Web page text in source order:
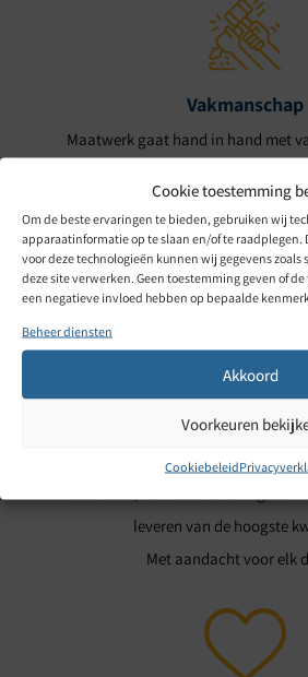
Cookie toestemming
Om de beste ervaringen te bieden, gebruiken wij
apparaatinformatie op te slaan en/of te raadplegen.
voor deze technologieën kunnen wij gegevens zoals
deze site verwerken. Geen toestemming geven of
een negatieve invloed hebben op bepaalde
Beheer diensten
Akkoord
Voorkeuren
Cookiebeleid
Vakmanschap
Maatwerk gaat hand in hand met
complexe ontwerpen in diverse
10.000 stuks. Voor ons is het
klant 100% tevreden
Nieuwste technieken en
Met een eigen werkplaats, een
leveren van de hoogste
Met aandacht voor elk